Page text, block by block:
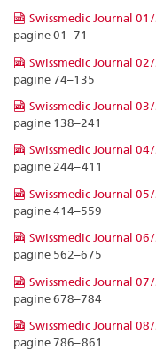
Swissmedic Journal
pagine 01–71
Swissmedic Journal
pagine 74–135
Swissmedic Journal
pagine 138–241
Swissmedic Journal
pagine 244–411
Swissmedic Journal
pagine 414–559
Swissmedic Journal
pagine 562–675
Swissmedic Journal
pagine 678–784
Swissmedic Journal
pagine 786–861